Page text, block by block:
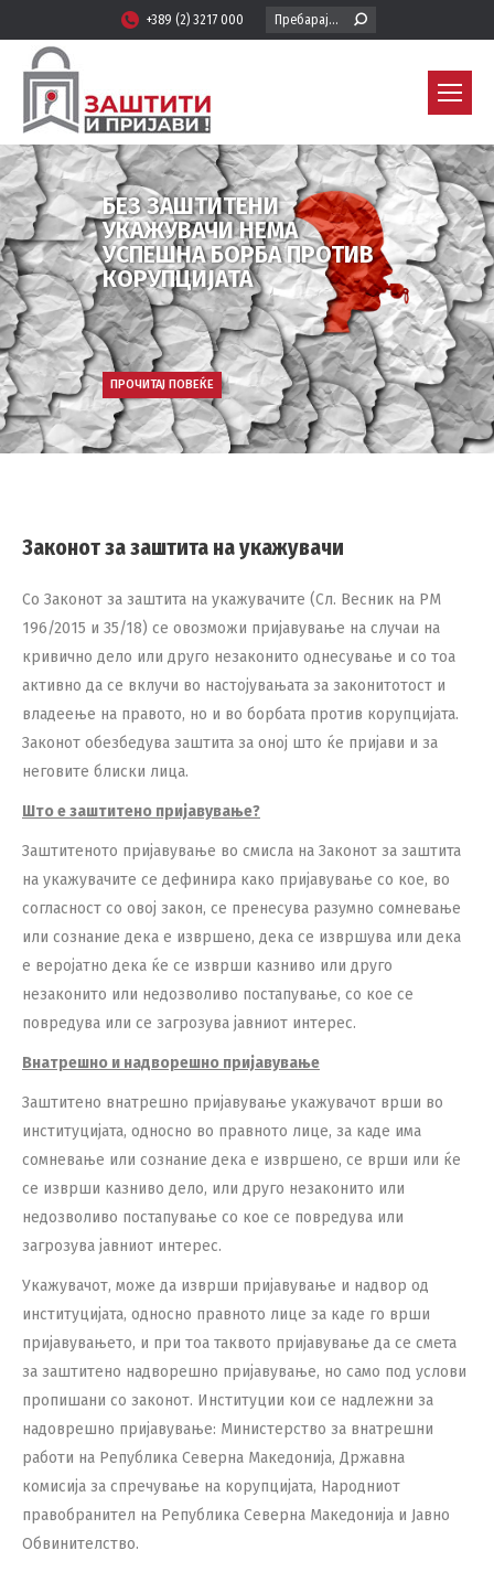
+389 (2) 3217 000 Search:
БЕЗ ЗАШТИТЕНИ
УКАЖУВАЧИ НЕМА
УСПЕШНА БОРБА ПРОТИВ
КОРУПЦИЈАТА
ПРОЧИТАЈ ПОВЕЌЕ
Законот за заштита на укажувачи
Со Законот за заштита на укажувачите (Сл. Весник на РМ
196/2015 и 35/18) се овозможи пријавување на случаи на
кривично дело или друго незаконито однесување и со тоа
активно да се вклучи во настојувањата за законитотост и
владеење на правото, но и во борбата против корупцијата.
Законот обезбедува заштита за оној што ќе пријави и за
неговите блиски лица.
Што е заштитено пријавување?
Заштитеното пријавување во смисла на Законот за заштита
на укажувачите се дефинира како пријавување со кое, во
согласност со овој закон, се пренесува разумно сомневање
или сознание дека е извршено, дека се извршува или дека
е веројатно дека ќе се изврши казниво или друго
незаконито или недозволиво постапување, со кое се
повредува или се загрозува јавниот интерес.
Внатрешно и надворешно пријавување
Заштитено внатрешно пријавување укажувачот врши во
институцијата, односно во правното лице, за каде има
сомневање или сознание дека е извршено, се врши или ќе
се изврши казниво дело, или друго незаконито или
недозволиво постапување со кое се повредува или
загрозува јавниот интерес.
Укажувачот, може да изврши пријавување и надвор од
институцијата, односно правното лице за каде го врши
пријавувањето, и при тоа таквото пријавување да се смета
за заштитено надворешно пријавување, но само под услови
пропишани со законот. Институции кои се надлежни за
надоврешно пријавување: Министерство за внатрешни
работи на Република Северна Македонија, Државна
комисија за спречување на корупцијата, Народниот
правобранител на Република Северна Македонија и Јавно
Обвинителство.